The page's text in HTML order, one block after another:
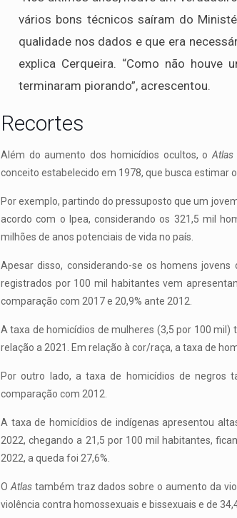
vários bons técnicos saíram do
qualidade nos dados e que era
explica Cerqueira. “Como não
terminaram piorando”, acrescentou.
Recortes
Além do aumento dos homicídios ocultos, o Atlas
conceito estabelecido em 1978, que busca estimar
Por exemplo, partindo do pressuposto que um
acordo com o Ipea, considerando os 321,5 mil
milhões de anos potenciais de vida no país.
Apesar disso, considerando-se os homens
registrados por 100 mil habitantes vem
comparação com 2017 e 20,9% ante 2012.
A taxa de homicídios de mulheres (3,5 por 100
relação a 2021. Em relação à cor/raça, a taxa de
Por outro lado, a taxa de homicídios de negros
comparação com 2012.
A taxa de homicídios de indígenas apresentou
2022, chegando a 21,5 por 100 mil habitantes,
2022, a queda foi 27,6%.
O Atlas também traz dados sobre o aumento da
violência contra homossexuais e bissexuais e de